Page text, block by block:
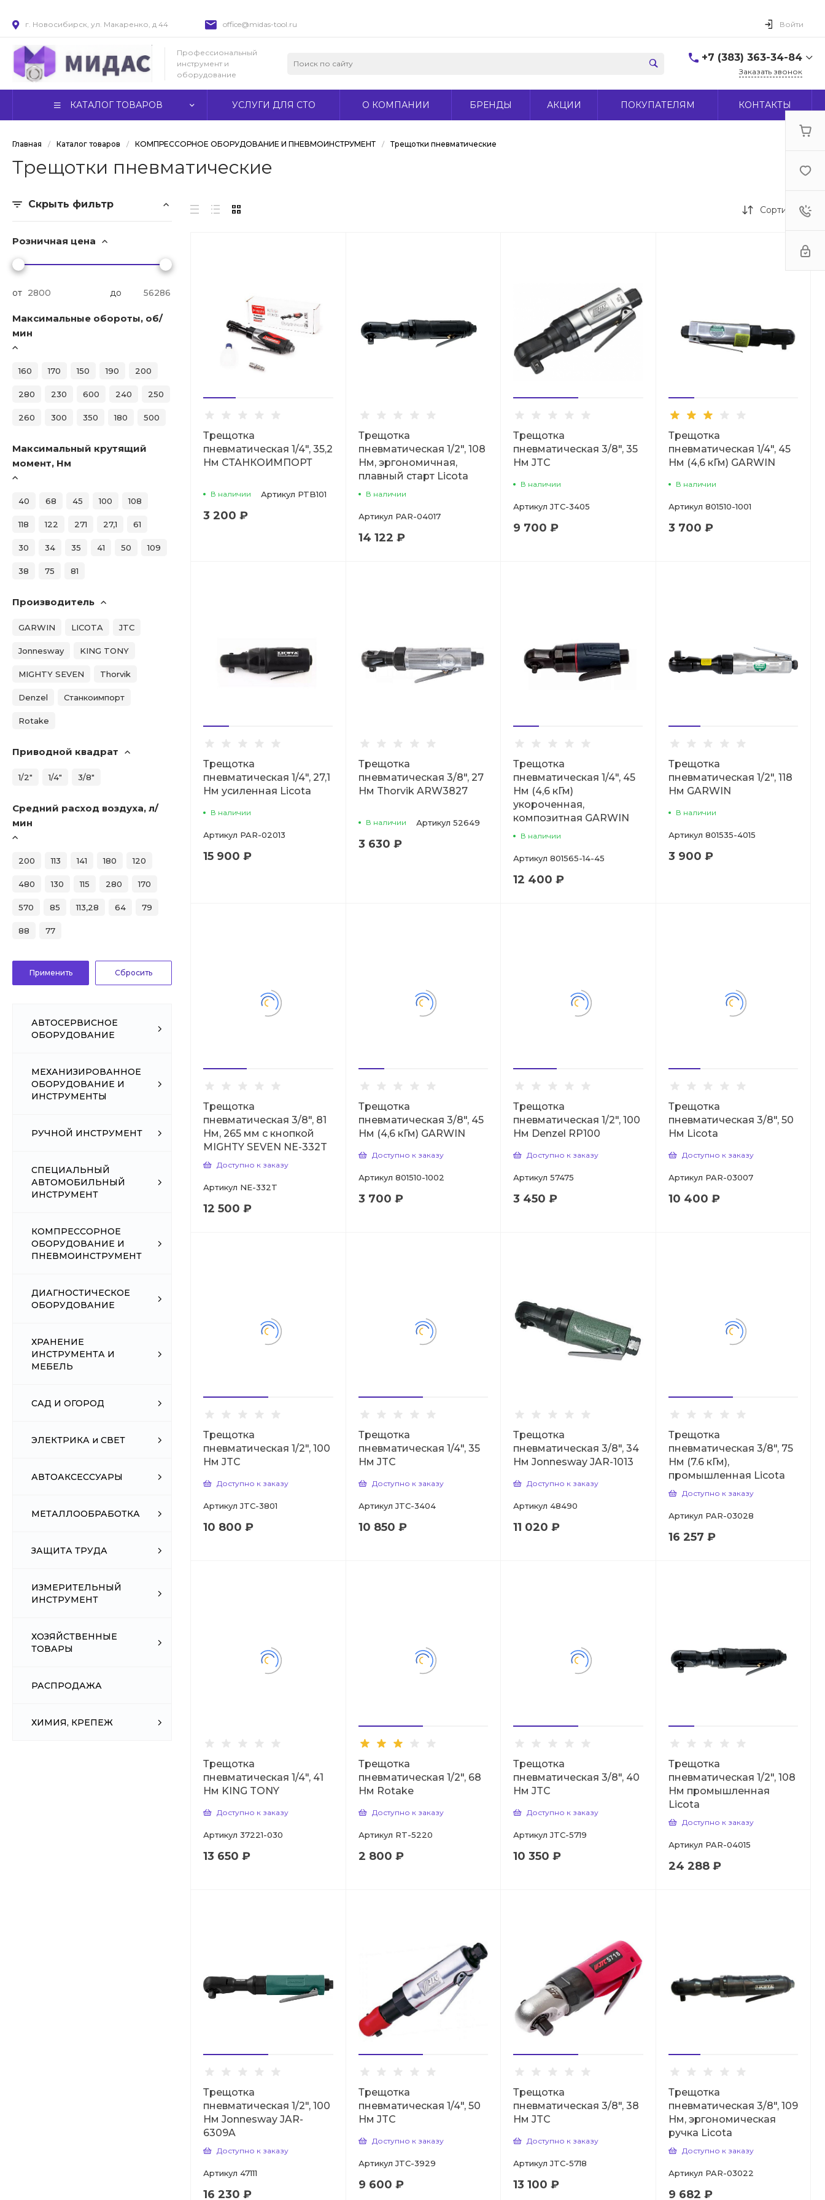
г. Новосибирск, ул. Макаренко, д 44 office@midas-tool.ru Войти
Профессиональный
инструмент и
оборудование
+7 (383) 363-34-84
г. Новосибирск, ул.
Заказать звонок
КАТАЛОГ ТОВАРОВ УСЛУГИ ДЛЯ СТО О КОМПАНИИ БРЕНДЫ АКЦИИ ПОКУПАТЕЛЯМ КОНТАКТЫ
Главная / Каталог товаров / КОМПРЕССОРНОЕ ОБОРУДОВАНИЕ И ПНЕВМОИНСТРУМЕНТ / Трещотки пневматические
Трещотки пневматические
Скрыть фильтр
Розничная цена
от до
Максимальные обороты, об/
мин
160 170 150 190 200
280 230 600 240 250
260 300 350 180 500
Максимальный крутящий
момент, Нм
40 68 45 100 108
118 122 271 27,1 61
30 34 35 41 50 109
38 75 81
Производитель
GARWIN LICOTA JTC
Jonnesway KING TONY
MIGHTY SEVEN Thorvik
Denzel Станкоимпорт
Rotake
Приводной квадрат
1/2" 1/4" 3/8"
Средний расход воздуха, л/
мин
200 113 141 180 120
480 130 115 280 170
570 85 113,28 64 79
88 77
АВТОСЕРВИСНОЕ
ОБОРУДОВАНИЕ
МЕХАНИЗИРОВАННОЕ
ОБОРУДОВАНИЕ И
ИНСТРУМЕНТЫ
РУЧНОЙ ИНСТРУМЕНТ
СПЕЦИАЛЬНЫЙ
АВТОМОБИЛЬНЫЙ
ИНСТРУМЕНТ
КОМПРЕССОРНОЕ
ОБОРУДОВАНИЕ И
ПНЕВМОИНСТРУМЕНТ
ДИАГНОСТИЧЕСКОЕ
ОБОРУДОВАНИЕ
ХРАНЕНИЕ
ИНСТРУМЕНТА И
МЕБЕЛЬ
САД И ОГОРОД
ЭЛЕКТРИКА и СВЕТ
АВТОАКСЕССУАРЫ
МЕТАЛЛООБРАБОТКА
ЗАЩИТА ТРУДА
ИЗМЕРИТЕЛЬНЫЙ
ИНСТРУМЕНТ
ХОЗЯЙСТВЕННЫЕ
ТОВАРЫ
РАСПРОДАЖА
ХИМИЯ, КРЕПЕЖ
Сортировка
Трещотка
пневматическая 1/4", 35,2
Нм СТАНКОИМПОРТ
В наличии Артикул PTB101
3 200 ₽
Трещотка
пневматическая 1/2", 108
Нм, эргономичная,
плавный старт Licota
В наличии
Артикул PAR-04017
14 122 ₽
Трещотка
пневматическая 3/8", 35
Нм JTC
В наличии
Артикул JTC-3405
9 700 ₽
Трещотка
пневматическая 1/4", 45
Нм (4,6 кГм) GARWIN
В наличии
Артикул 801510-1001
3 700 ₽
Трещотка
пневматическая 1/4", 27,1
Нм усиленная Licota
В наличии
Артикул PAR-02013
15 900 ₽
Трещотка
пневматическая 3/8", 27
Нм Thorvik ARW3827
В наличии Артикул 52649
3 630 ₽
Трещотка
пневматическая 1/4", 45
Нм (4,6 кГм)
укороченная,
композитная GARWIN
В наличии
Артикул 801565-14-45
12 400 ₽
Трещотка
пневматическая 1/2", 118
Нм GARWIN
В наличии
Артикул 801535-4015
3 900 ₽
Трещотка
пневматическая 3/8", 81
Нм, 265 мм с кнопкой
MIGHTY SEVEN NE-332T
Доступно к заказу
Артикул NE-332T
12 500 ₽
Трещотка
пневматическая 3/8", 45
Нм (4,6 кГм) GARWIN
Доступно к заказу
Артикул 801510-1002
3 700 ₽
Трещотка
пневматическая 1/2", 100
Нм Denzel RP100
Доступно к заказу
Артикул 57475
3 450 ₽
Трещотка
пневматическая 3/8", 50
Нм Licota
Доступно к заказу
Артикул PAR-03007
10 400 ₽
Трещотка
пневматическая 1/2", 100
Нм JTC
Доступно к заказу
Артикул JTC-3801
10 800 ₽
Трещотка
пневматическая 1/4", 35
Нм JTC
Доступно к заказу
Артикул JTC-3404
10 850 ₽
Трещотка
пневматическая 3/8", 34
Нм Jonnesway JAR-1013
Доступно к заказу
Артикул 48490
11 020 ₽
Трещотка
пневматическая 3/8", 75
Нм (7.6 кГм),
промышленная Licota
Доступно к заказу
Артикул PAR-03028
16 257 ₽
Трещотка
пневматическая 1/4", 41
Нм KING TONY
Доступно к заказу
Артикул 37221-030
13 650 ₽
Трещотка
пневматическая 1/2", 68
Нм Rotake
Доступно к заказу
Артикул RT-5220
2 800 ₽
Трещотка
пневматическая 3/8", 40
Нм JTC
Доступно к заказу
Артикул JTC-5719
10 350 ₽
Трещотка
пневматическая 1/2", 108
Нм промышленная
Licota
Доступно к заказу
Артикул PAR-04015
24 288 ₽
Трещотка
пневматическая 1/2", 100
Нм Jonnesway JAR-
6309A
Доступно к заказу
Артикул 47111
16 230 ₽
Трещотка
пневматическая 1/4", 50
Нм JTC
Доступно к заказу
Артикул JTC-3929
9 600 ₽
Трещотка
пневматическая 3/8", 38
Нм JTC
Доступно к заказу
Артикул JTC-5718
13 100 ₽
Трещотка
пневматическая 3/8", 109
Нм, эргономическая
ручка Licota
Доступно к заказу
Артикул PAR-03022
9 682 ₽